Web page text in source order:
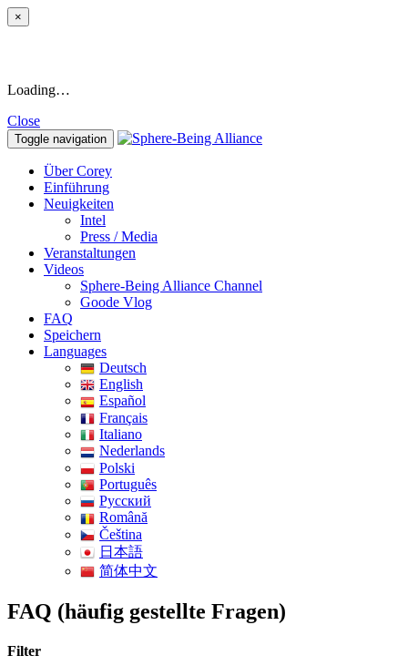
×
Loading…
Close
Toggle navigation
Über Corey
Einführung
Neuigkeiten
Intel
Press / Media
Veranstaltungen
Videos
Sphere-Being Alliance Channel
Goode Vlog
FAQ
Speichern
Languages
Deutsch
English
Español
Français
Italiano
Nederlands
Polski
Português
Pусский
Română
Čeština
日本語
简体中文
FAQ (häufig gestellte Fragen)
Filter